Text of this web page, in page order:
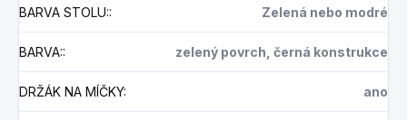
BARVA STOLU:: Zelená nebo modré
BARVA:: zelený povrch, černá konstrukce
DRŽÁK NA MÍČKY: ano